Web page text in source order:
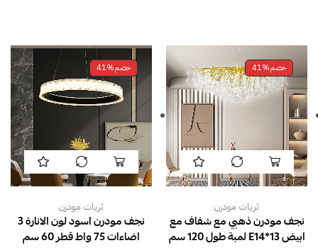
خصم41%
ثريات مودرن
نجف مودرن ذهبي مع شفاف مع
ابيض E14*13 لمبة طول 120 سم
خصم41%
ثريات مودرن
نجف مودرن اسود لون الانارة 3
اضاءات 75 واط قطر 60 سم